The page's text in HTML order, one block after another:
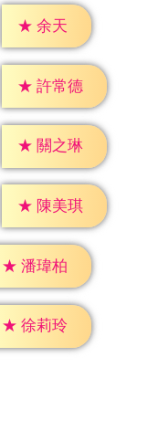
★ 余天
★ 許常德
★ 關之琳
★ 陳美琪
★ 潘瑋柏
★ 徐莉玲